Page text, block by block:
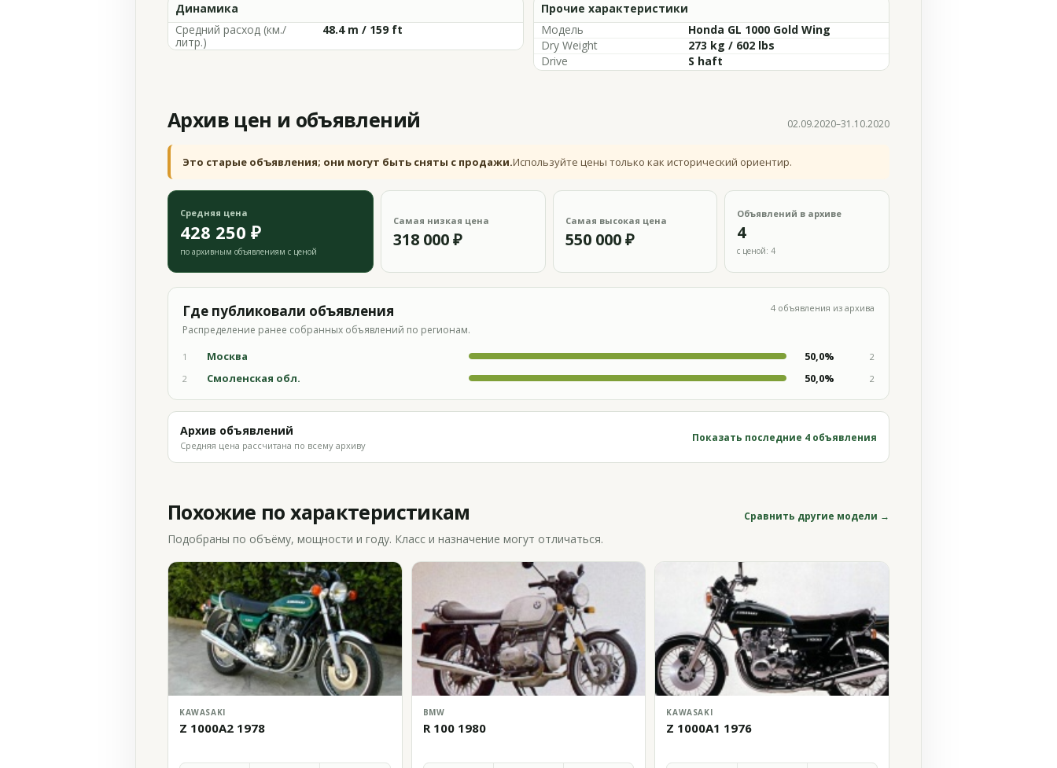
Динамика
Средний расход (км./
литр.)
48.4 m / 159 ft
Прочие характеристики
Модель
Honda GL 1000 Gold Wing
Dry Weight
273 kg / 602 lbs
Drive
S haft
Архив цен и объявлений 02.09.2020–31.10.2020
Это старые объявления; они могут быть сняты с продажи.Используйте цены только как исторический ориентир.
Средняя цена
428 250 ₽
по архивным объявлениям с ценой
Самая низкая цена
318 000 ₽
Самая высокая цена
550 000 ₽
Объявлений в архиве
4
с ценой: 4
Где публиковали объявления
Распределение ранее собранных объявлений по регионам.
4 объявления из архива
1 Москва 50,0%
2
2
Смоленская обл. 50,0% 2
Архив объявлений
Средняя цена рассчитана по всему архиву
Показать последние 4 объявления
Похожие по характеристикам Сравнить другие модели →
Подобраны по объёму, мощности и году. Класс и назначение могут отличаться.
KAWASAKI
Z 1000A2 1978
BMW
R 100 1980
KAWASAKI
Z 1000A1 1976